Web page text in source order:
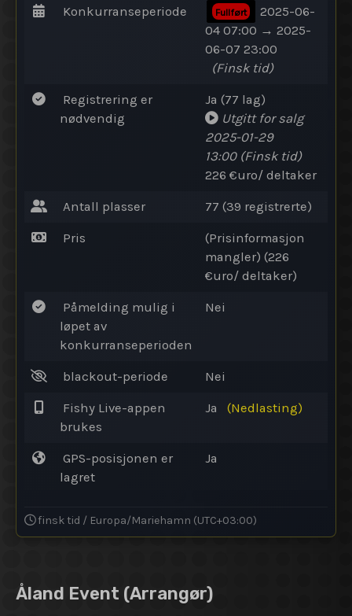
Konkurranseperiode Fullført
2025-06-
04 07:00 → 2025-
06-07 23:00
(Finsk tid)
Registrering er
nødvendig
Ja (77 lag)
Utgitt for salg
2025-01-29
13:00 (Finsk tid)
226 €uro/ deltaker
Antall plasser 77 (39 registrerte)
Pris
(Prisinformasjon
mangler) (226
€uro/ deltaker)
Påmelding mulig i
løpet av
konkurranseperioden
Nei
blackout-periode Nei
Fishy Live-appen
brukes
Ja (Nedlasting)
GPS-posisjonen er
lagret
Ja
finsk tid / Europa/Mariehamn (UTC+03:00)
Åland Event (Arrangør)